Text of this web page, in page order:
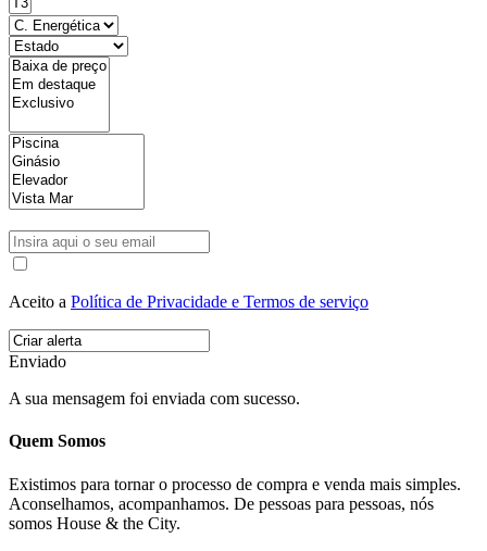
Aceito a Política de Privacidade e Termos de serviço
Enviado
A sua mensagem foi enviada com sucesso.
Quem Somos
Existimos para tornar o processo de compra e venda mais simples.
Aconselhamos, acompanhamos. De pessoas para pessoas, nós
somos House & the City.